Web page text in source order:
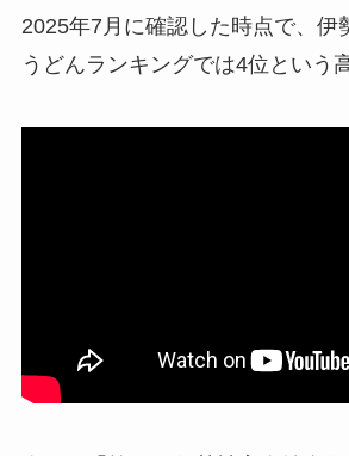
2025年7月に確認した時点で、伊
うどんランキングでは4位という